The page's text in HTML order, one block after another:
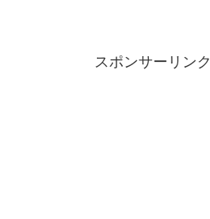
スポンサーリンク